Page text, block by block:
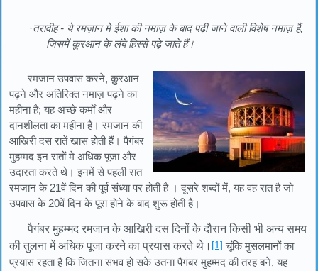
·तरावीह - ये रमज़ान मे ईशा की नमाज़ के बाद पढ़ी जाने वाली विशेष नमाज़ हैं,
जिसमें क़ुरआन के लंबे हिस्से पढ़े जाते हैं।
रमजान उपवास करने, क़ुरआन
पढ़ने और अतिरिक्त नमाज़ पढ़ने का
महीना है; यह अच्छे कर्मों और
दानशीलता का महीना है। रमजान की
आखिरी दस रातें खास होती हैं। पैगंबर
मुहम्मद इन रातों मे अधिक पूजा और
उदारता करते थे। इनमें से पहली रात
रमजान के 21वें दिन की पूर्व संध्या पर होती है । दूसरे शब्दों में, यह वह रात है जो
उपवास के 20वें दिन के पूरा होने के बाद शुरू होती है।
पैगंबर मुहम्मद रमजान के आखिरी दस दिनों के दौरान किसी भी अन्य समय
की तुलना में अधिक पूजा करने का प्रयास करते थे। [1] चूंकि मुसलमानों का
प्रयास रहता है कि जितना संभव हो सके उतना पैगंबर मुहम्मद की तरह बने, यह